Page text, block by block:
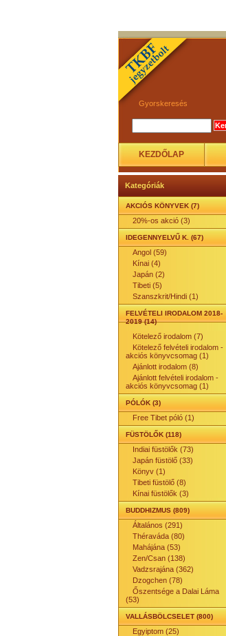
Gyorskeresés
KEZDŐLAP
Kategóriák
AKCIÓS KÖNYVEK (7)
20%-os akció (3)
IDEGENNYELVŰ K. (67)
Angol (59)
Kínai (4)
Japán (2)
Tibeti (5)
Szanszkrit/Hindi (1)
FELVÉTELI IRODALOM 2018-
2019 (14)
Kötelező irodalom (7)
Kötelező felvételi irodalom -
akciós könyvcsomag (1)
Ajánlott irodalom (8)
Ajánlott felvételi irodalom -
akciós könyvcsomag (1)
PÓLÓK (3)
Free Tibet póló (1)
FÜSTÖLŐK (118)
Indiai füstölők (73)
Japán füstölő (33)
Könyv (1)
Tibeti füstölő (8)
Kínai füstölők (3)
BUDDHIZMUS (809)
Általános (291)
Théraváda (80)
Mahájána (53)
Zen/Csan (138)
Vadzsrajána (362)
Dzogchen (78)
Őszentsége a Dalai Láma
(53)
VALLÁSBÖLCSELET (800)
Egyiptom (25)